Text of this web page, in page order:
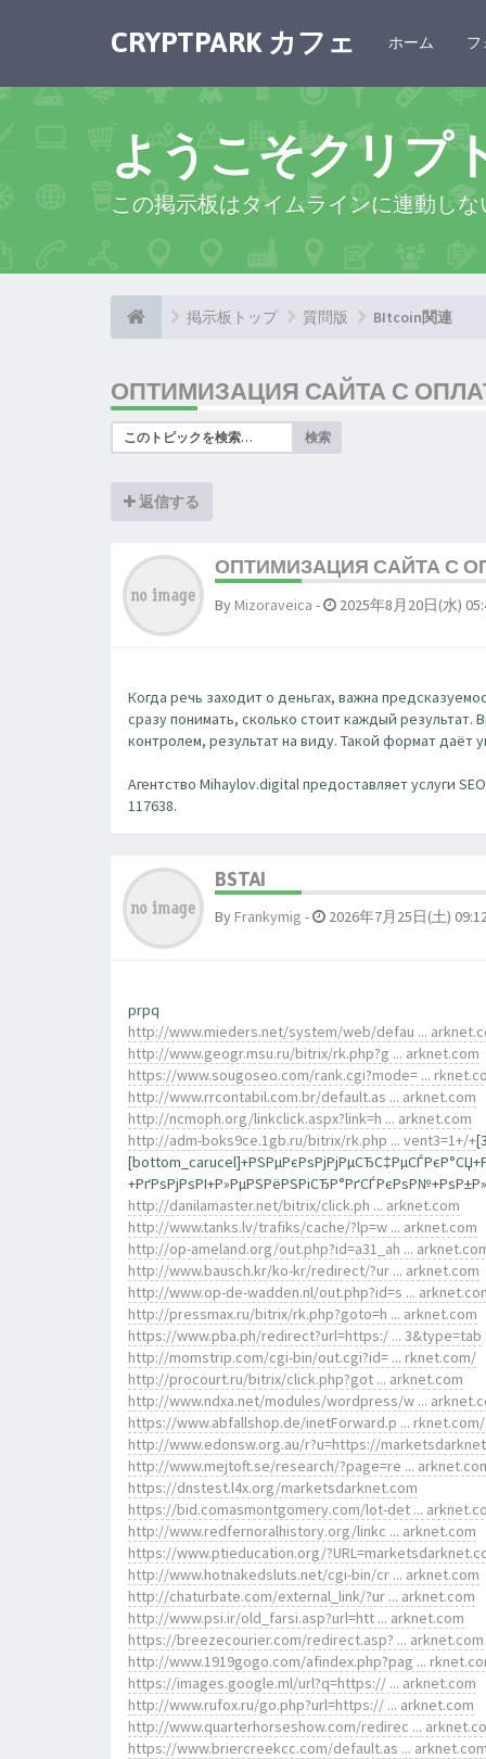
CRYPTPARK カフェ ホーム フ
ようこそクリプ
この掲示板はタイムラインに連動し
掲示板トップ 質問版 BItcoin関連
ОПТИМИЗАЦИЯ САЙТА С
検索
返信する
ОПТИМИЗАЦИЯ САЙТА С
By Mizoraveica - 2025年8月20日(水)
Когда речь заходит о деньгах, важна
сразу понимать, сколько стоит каждый
контролем, результат на виду. Такой формат даёт
Агентство Mihaylov.digital предоставляет услуги
117638.
BSTAI
By Frankymig - 2026年7月25日(土)
prpq
http://www.mieders.net/system/web/defau ...
http://www.geogr.msu.ru/bitrix/rk.php?g ... arknet.com
https://www.sougoseo.com/rank.cgi?mode= ...
http://www.rrcontabil.com.br/default.as ... arknet.com
http://ncmoph.org/linkclick.aspx?link=h ... arknet.com
http://adm-boks9ce.1gb.ru/bitrix/rk.php ... vent3=1+/+
http://danilamaster.net/bitrix/click.ph ... arknet.com
http://www.tanks.lv/trafiks/cache/?lp=w ... arknet.com
http://op-ameland.org/out.php?id=a31_ah ...
http://www.bausch.kr/ko-kr/redirect/?ur ... arknet.com
http://www.op-de-wadden.nl/out.php?id=s ...
http://pressmax.ru/bitrix/rk.php?goto=h ... arknet.com
https://www.pba.ph/redirect?url=https:/ ... 3&type=tab
http://momstrip.com/cgi-bin/out.cgi?id= ... rknet.com/
http://procourt.ru/bitrix/click.php?got ... arknet.com
http://www.ndxa.net/modules/wordpress/w ...
https://www.abfallshop.de/inetForward.p ... rknet.com/
http://www.edonsw.org.au/r?u=https://
http://www.mejtoft.se/research/?page=re ...
https://dnstest.l4x.org/marketsdarknet.com
https://bid.comasmontgomery.com/lot-det ...
http://www.redfernoralhistory.org/linkc ... arknet.com
https://www.ptieducation.org/
http://www.hotnakedsluts.net/cgi-bin/cr ... arknet.com
http://chaturbate.com/external_link/?ur ... arknet.com
http://www.psi.ir/old_farsi.asp?url=htt ... arknet.com
https://breezecourier.com/redirect.asp? ... arknet.com
http://www.1919gogo.com/afindex.php?pag ...
https://images.google.ml/url?q=https:// ... arknet.com
http://www.rufox.ru/go.php?url=https:// ... arknet.com
http://www.quarterhorseshow.com/redirec ...
https://www.briercreekcc.com/default.as ... arknet.com